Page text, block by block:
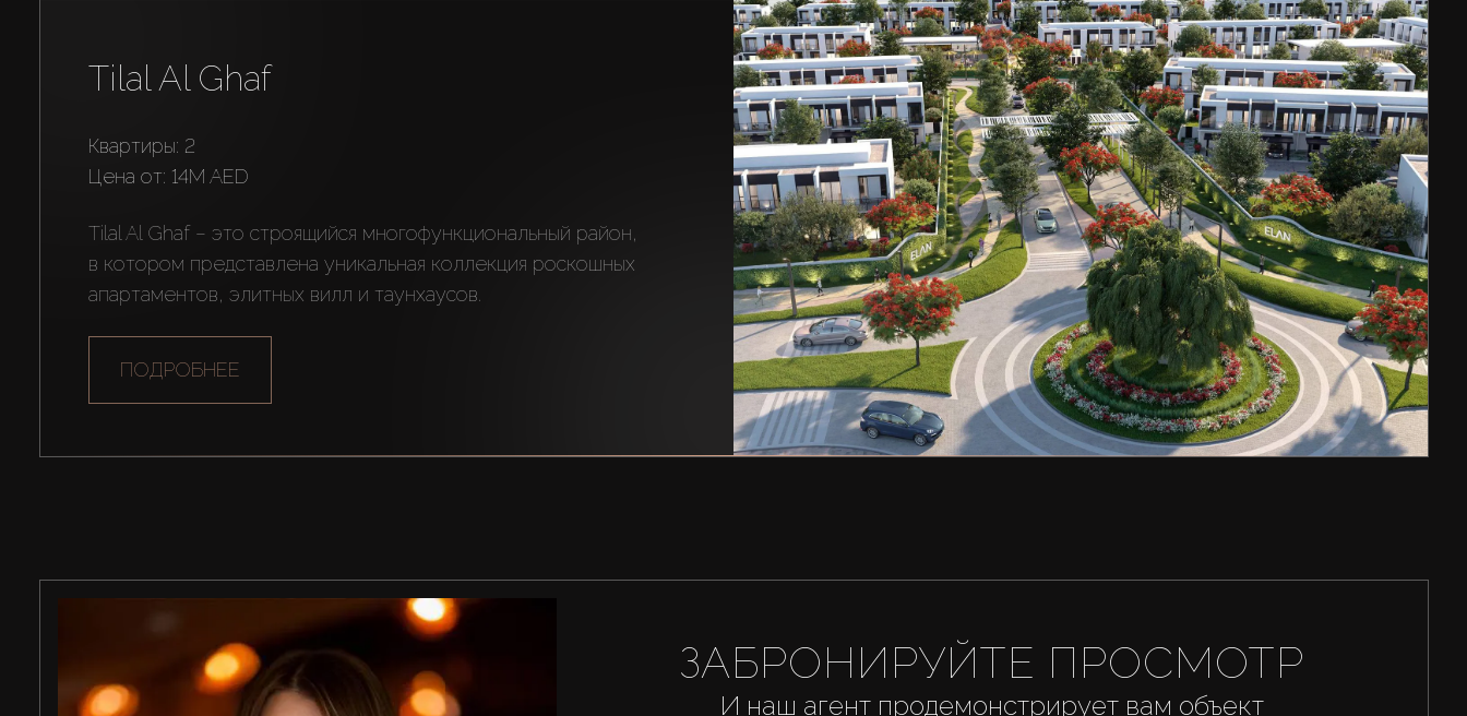
Tilal Al Ghaf
Квартиры: 2
цена от: 14M AED
Tilal Al Ghaf – это строящийся многофункциональный район,
в котором представлена ​​уникальная коллекция роскошных
апартаментов, элитных вилл и таунхаусов.
ПОДРОБНЕЕ
ЗАБРОНИРУЙТЕ ПРОСМОТР
И наш агент продемонстрирует вам объект